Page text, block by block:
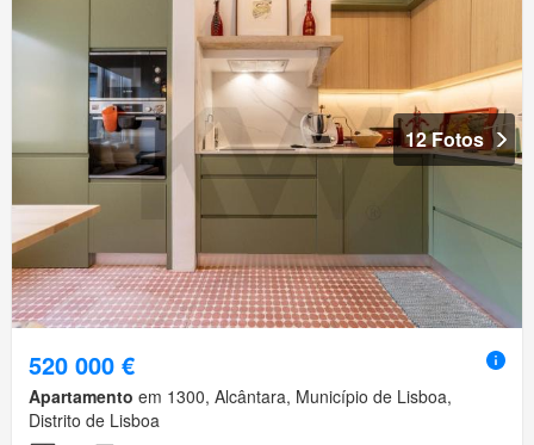
12 Fotos
520 000 €
Apartamento em 1300, Alcântara, Município de Lisboa,
Distrito de Lisboa